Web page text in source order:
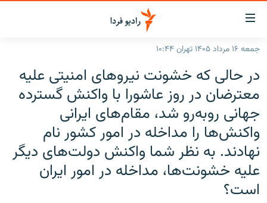
لینک‌های
قابلیت
دسترسی
بازگشت
منوی
اصلی
رفتن
صفحه
جستجو
ایران
جهان
رادیو
انتخاب کنید و بشنوید
برنامه‌های رادیویی
فرکانس‌ها
پادکست
چندرسانه‌ای
گزارش‌های تصویری
زنان فردا
جمعه ۱۶ مرداد ۱۴۰۵ تهران ۱۰:۴۴
در حالی که خشونت نیروهای امنیتی علیه
معترضان در روز عاشورا با واکنش گسترده
جهانی روبه‌رو شد، مقام‌های ایرانی
واکنش‌ها را مداخله در امور کشور نام
نهادند. به نظر شما واکنش دولت‌های دیگر
علیه خشونت‌ها، مداخله در امور ایران
است؟